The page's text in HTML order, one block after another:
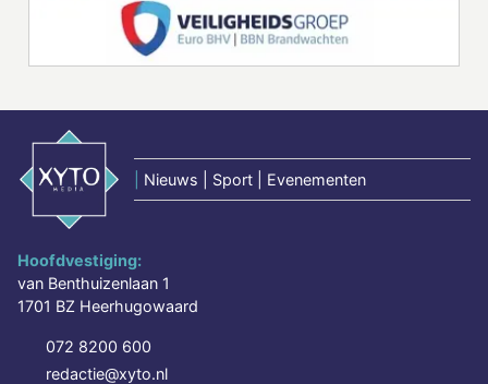
Nieuws | Sport | Evenementen
Hoofdvestiging:
van Benthuizenlaan 1
1701 BZ Heerhugowaard
072 8200 600
redactie@xyto.nl